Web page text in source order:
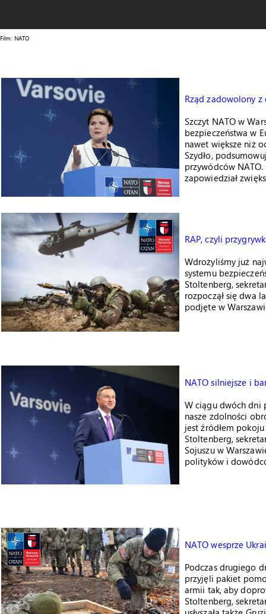
Film: NATO
Rząd zadowolony
Szczyt NATO w
bezpieczeństwa w
nawet większe niż
Szydło,
przywódców
zapowiedział
RAP, czyli
Wdrożyliśmy już
systemu
Stoltenberg,
rozpoczął się dwa
podjęte w
NATO silniejsze i
W ciągu dwóch dni
nasze zdolności
jest źródłem
Stoltenberg,
Sojuszu w
polityków i
NATO wesprze
Podczas drugiego
przyjęli pakiet
armii tak, aby
Stoltenberg,